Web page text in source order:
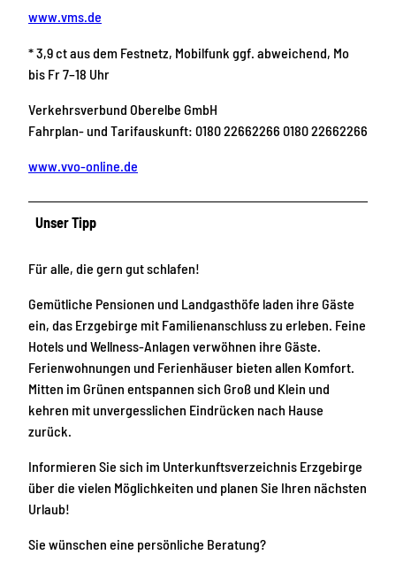
www.vms.de
* 3,9 ct aus dem Festnetz, Mobilfunk ggf. abweichend, Mo
bis Fr 7–18 Uhr
Verkehrsverbund Oberelbe GmbH
Fahrplan- und Tarifauskunft: 0180 22662266 0180 22662266
www.vvo-online.de
Unser Tipp
Für alle, die gern gut schlafen!
Gemütliche Pensionen und Landgasthöfe laden ihre Gäste
ein, das Erzgebirge mit Familienanschluss zu erleben. Feine
Hotels und Wellness-Anlagen verwöhnen ihre Gäste.
Ferienwohnungen und Ferienhäuser bieten allen Komfort.
Mitten im Grünen entspannen sich Groß und Klein und
kehren mit unvergesslichen Eindrücken nach Hause
zurück.
Informieren Sie sich im Unterkunftsverzeichnis Erzgebirge
über die vielen Möglichkeiten und planen Sie Ihren nächsten
Urlaub!
Sie wünschen eine persönliche Beratung?